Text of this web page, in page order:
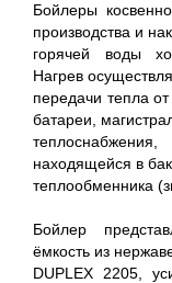
Бойлеры
производства и
горячей воды
Нагрев
передачи тепла
батареи,
находящейся в
теплообменника
Бойлер
ёмкость из
DUPLEX 2205,